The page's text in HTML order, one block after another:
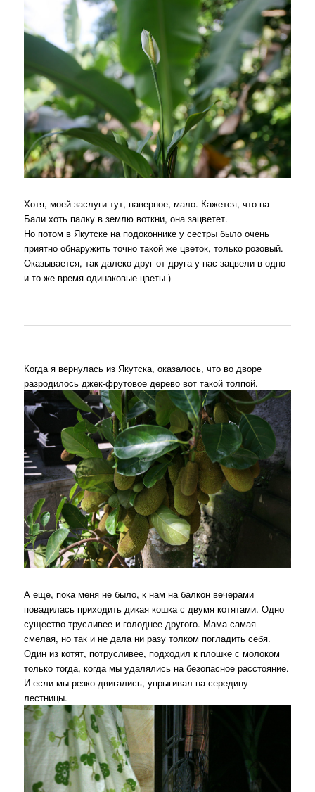
Хотя, моей заслуги тут, наверное, мало. Кажется, что на
Бали хоть палку в землю воткни, она зацветет.
Но потом в Якутске на подоконнике у сестры было очень
приятно обнаружить точно такой же цветок, только розовый.
Оказывается, так далеко друг от друга у нас зацвели в одно
и то же время одинаковые цветы )
Когда я вернулась из Якутска, оказалось, что во дворе
разродилось джек-фрутовое дерево вот такой толпой.
А еще, пока меня не было, к нам на балкон вечерами
повадилась приходить дикая кошка с двумя котятами. Одно
существо трусливее и голоднее другого. Мама самая
смелая, но так и не дала ни разу толком погладить себя.
Один из котят, потрусливее, подходил к плошке с молоком
только тогда, когда мы удалялись на безопасное расстояние.
И если мы резко двигались, упрыгивал на середину
лестницы.